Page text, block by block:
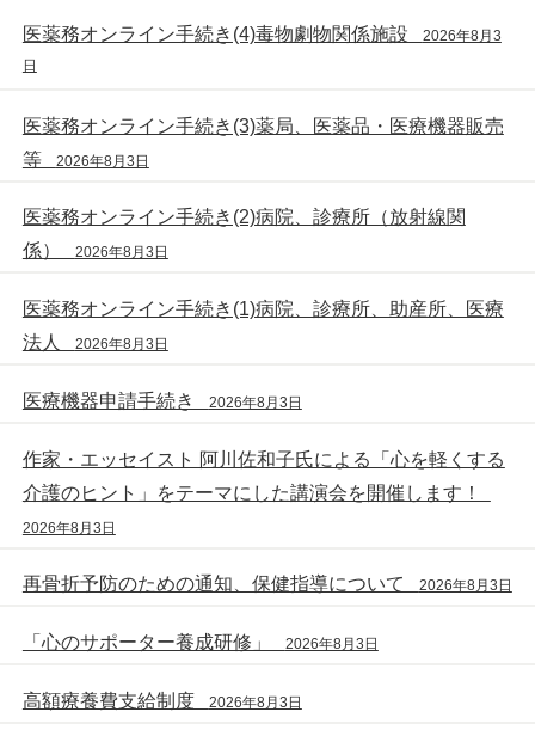
医薬務オンライン手続き(4)毒物劇物関係施設 2026年8月3
日
医薬務オンライン手続き(3)薬局、医薬品・医療機器販売
等
2026年8月3日
医薬務オンライン手続き(2)病院、診療所（放射線関
係）
2026年8月3日
医薬務オンライン手続き(1)病院、診療所、助産所、医療
法人
2026年8月3日
医療機器申請手続き 2026年8月3日
作家・エッセイスト 阿川佐和子氏による「心を軽くする
介護のヒント」をテーマにした講演会を開催します！
2026年8月3日
再骨折予防のための通知、保健指導について 2026年8月3日
「心のサポーター養成研修」 2026年8月3日
高額療養費支給制度 2026年8月3日